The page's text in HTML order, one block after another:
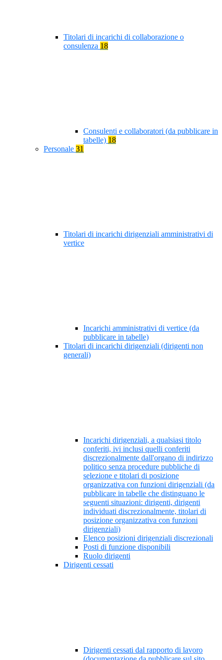
Titolari di incarichi di collaborazione o
consulenza 18
Consulenti e collaboratori (da pubblicare in
tabelle) 18
Personale 31
Titolari di incarichi dirigenziali amministrativi di
vertice
Incarichi amministrativi di vertice (da
pubblicare in tabelle)
Titolari di incarichi dirigenziali (dirigenti non
generali)
Incarichi dirigenziali, a qualsiasi titolo
conferiti, ivi inclusi quelli conferiti
discrezionalmente dall'organo di indirizzo
politico senza procedure pubbliche di
selezione e titolari di posizione
organizzativa con funzioni dirigenziali (da
pubblicare in tabelle che distinguano le
seguenti situazioni: dirigenti, dirigenti
individuati discrezionalmente, titolari di
posizione organizzativa con funzioni
dirigenziali)
Elenco posizioni dirigenziali discrezionali
Posti di funzione disponibili
Ruolo dirigenti
Dirigenti cessati
Dirigenti cessati dal rapporto di lavoro